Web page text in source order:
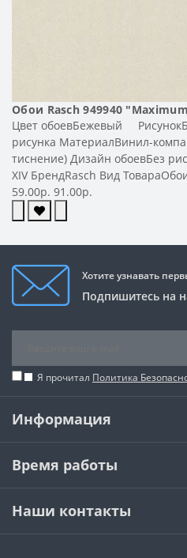
Обои Rasch 949940
Цвет обоевБежевый
рисунка МатериалВинил-
тиснение) Дизайн обоевБез
XIV БрендRasch Вид
59.00р. 91.00р.
Хотите узнавать
Подпишитесь на
Я прочитал Политика
Информация
Время работы
Наши контакты